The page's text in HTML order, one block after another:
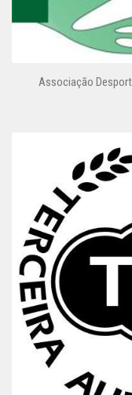
Associação